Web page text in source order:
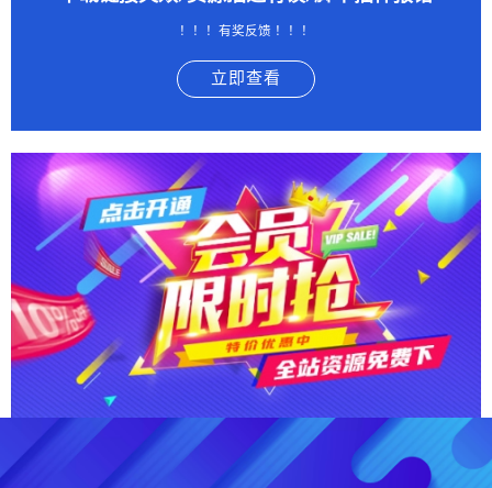
！！！有奖反馈 ！！！
立即查看